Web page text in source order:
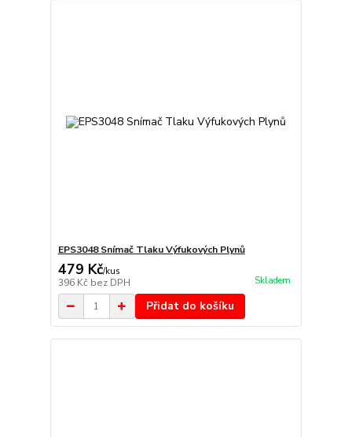
EPS3048 Snímač Tlaku Výfukových Plynů
479 Kč/kus
396 Kč bez DPH Skladem
Přidat do košíku